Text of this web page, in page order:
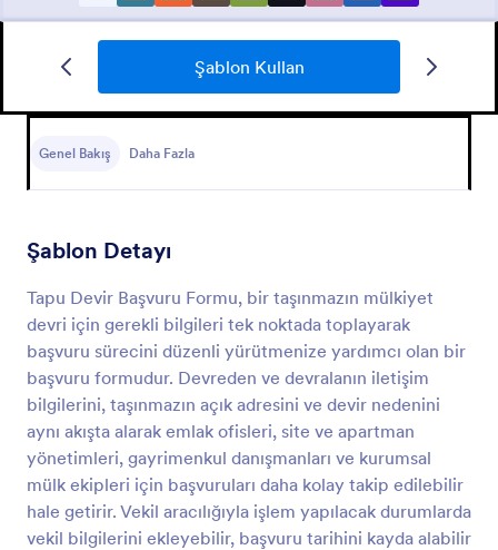
Şablon Kullan
Genel Bakış Daha Fazla
Şablon Detayı
Tapu Devir Başvuru Formu, bir taşınmazın mülkiyet
devri için gerekli bilgileri tek noktada toplayarak
başvuru sürecini düzenli yürütmenize yardımcı olan bir
başvuru formudur. Devreden ve devralanın iletişim
bilgilerini, taşınmazın açık adresini ve devir nedenini
aynı akışta alarak emlak ofisleri, site ve apartman
yönetimleri, gayrimenkul danışmanları ve kurumsal
mülk ekipleri için başvuruları daha kolay takip edilebilir
hale getirir. Vekil aracılığıyla işlem yapılacak durumlarda
vekil bilgilerini ekleyebilir, başvuru tarihini kayda alabilir
Gayrimenkul Bilgileri Toplama Formu
istiyorsunuz? Bu emlak bilgisi toplama formu ile
Önizleme